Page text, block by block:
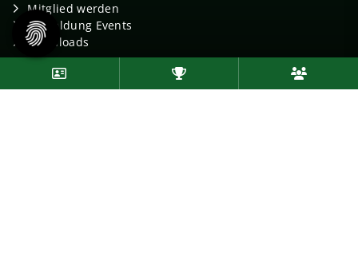
Mitglied werden
Anmeldung Events
Downloads